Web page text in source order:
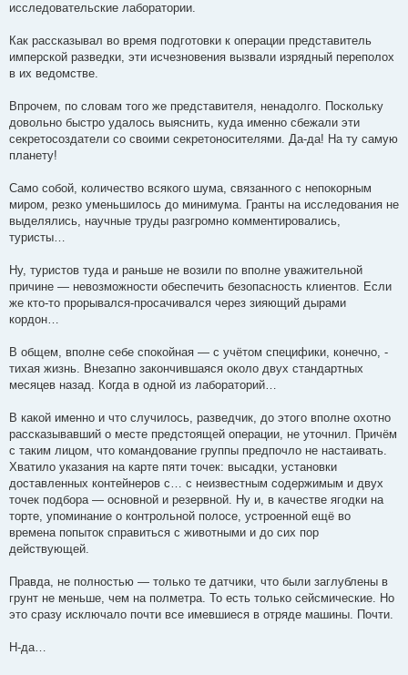
исследовательские лаборатории.
Как рассказывал во время подготовки к операции представитель
имперской разведки, эти исчезновения вызвали изрядный переполох
в их ведомстве.
Впрочем, по словам того же представителя, ненадолго. Поскольку
довольно быстро удалось выяснить, куда именно сбежали эти
секретосоздатели со своими секретоносителями. Да-да! На ту самую
планету!
Само собой, количество всякого шума, связанного с непокорным
миром, резко уменьшилось до минимума. Гранты на исследования не
выделялись, научные труды разгромно комментировались,
туристы…
Ну, туристов туда и раньше не возили по вполне уважительной
причине — невозможности обеспечить безопасность клиентов. Если
же кто-то прорывался-просачивался через зияющий дырами
кордон…
В общем, вполне себе спокойная — с учётом специфики, конечно, -
тихая жизнь. Внезапно закончившаяся около двух стандартных
месяцев назад. Когда в одной из лабораторий…
В какой именно и что случилось, разведчик, до этого вполне охотно
рассказывавший о месте предстоящей операции, не уточнил. Причём
с таким лицом, что командование группы предпочло не настаивать.
Хватило указания на карте пяти точек: высадки, установки
доставленных контейнеров с… с неизвестным содержимым и двух
точек подбора — основной и резервной. Ну и, в качестве ягодки на
торте, упоминание о контрольной полосе, устроенной ещё во
времена попыток справиться с животными и до сих пор
действующей.
Правда, не полностью — только те датчики, что были заглублены в
грунт не меньше, чем на полметра. То есть только сейсмические. Но
это сразу исключало почти все имевшиеся в отряде машины. Почти.
Н-да…